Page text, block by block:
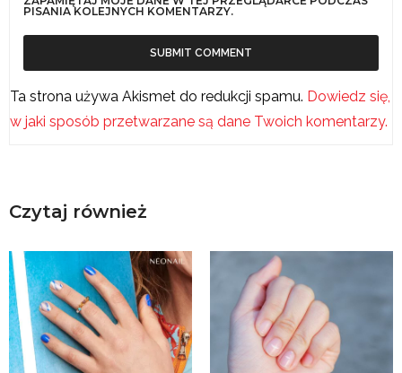
PISANIA KOLEJNYCH KOMENTARZY.
Ta strona używa Akismet do redukcji spamu. Dowiedz się,
w jaki sposób przetwarzane są dane Twoich komentarzy.
Czytaj również